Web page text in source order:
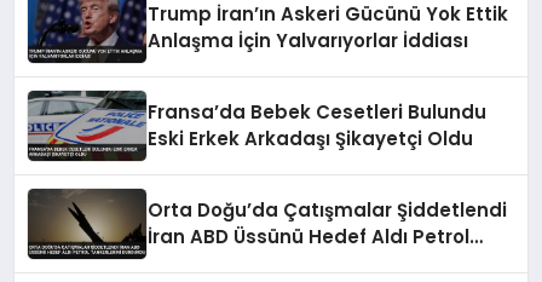
Trump İran’ın Askeri Gücünü Yok Ettik
Anlaşma İçin Yalvarıyorlar İddiası
Fransa’da Bebek Cesetleri Bulundu
Eski Erkek Arkadaşı Şikayetçi Oldu
Orta Doğu’da Çatışmalar Şiddetlendi
İran ABD Üssünü Hedef Aldı Petrol